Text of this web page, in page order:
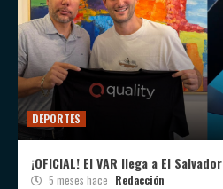
DEPORTES
¡OFICIAL! El VAR llega a El Salvador
5 meses hace Redacción